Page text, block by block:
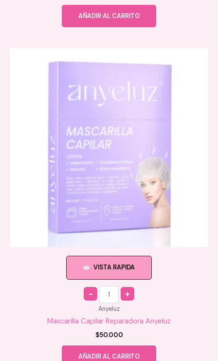
AÑADIR AL CARRITO
VISTA RAPIDA
Quantity
Anyeluz
Mascarilla Capilar Reparadora Anyeluz
$50.000
AÑADIR AL CARRITO